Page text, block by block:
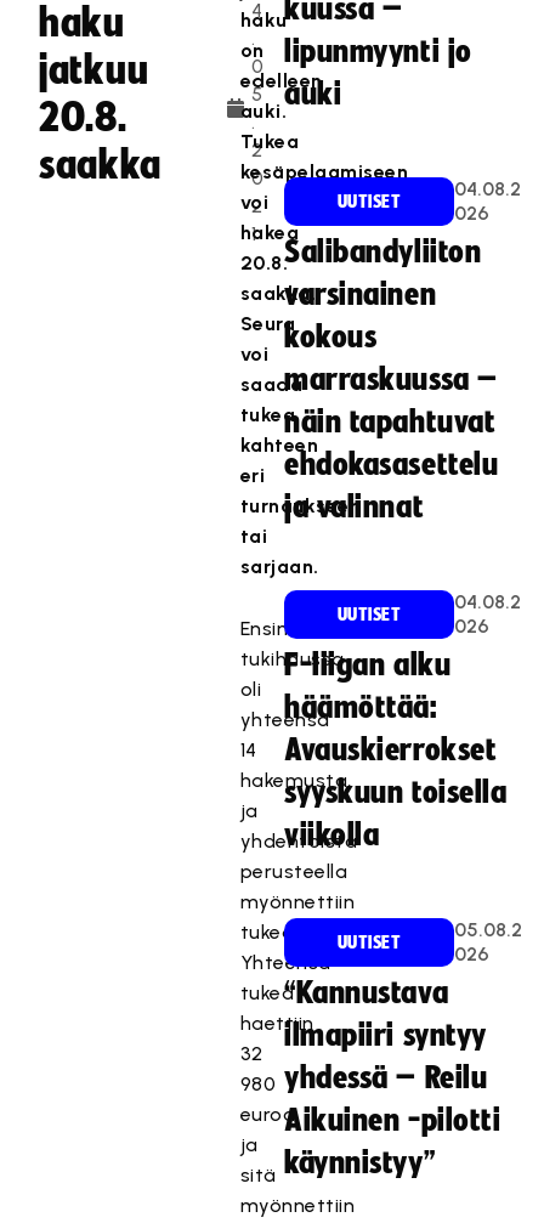
haku
jatkuu
20.8.
saakka
4
.
0
5
.
2
0
2
1
haku
on
edelleen
auki.
Tukea
kesäpelaamiseen
voi
hakea
20.8.
saakka.
Seura
voi
saada
tukea
kahteen
eri
turnaukseen
tai
sarjaan.
Ensimmäisessä
tukihaussa
oli
yhteensä
14
hakemusta,
ja
yhdentoista
perusteella
myönnettiin
tukea.
Yhteensä
tukea
haettiin
32
980
euroa,
ja
sitä
myönnettiin
kuussa –
lipunmyynti jo
auki
UUTISET
04.08.2
026
Salibandyliiton
varsinainen
kokous
marraskuussa –
näin tapahtuvat
ehdokasasettelu
ja valinnat
UUTISET
04.08.2
026
F-liigan alku
häämöttää:
Avauskierrokset
syyskuun toisella
viikolla
UUTISET
05.08.2
026
“Kannustava
ilmapiiri syntyy
yhdessä – Reilu
Aikuinen -pilotti
käynnistyy”